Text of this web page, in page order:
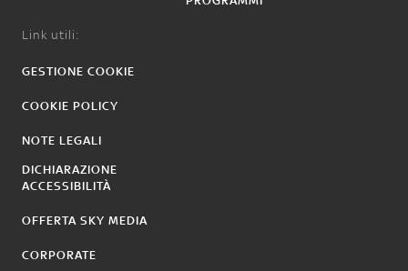
Link utili:
GESTIONE COOKIE
COOKIE POLICY
NOTE LEGALI
DICHIARAZIONE
ACCESSIBILITÀ
OFFERTA SKY MEDIA
CORPORATE